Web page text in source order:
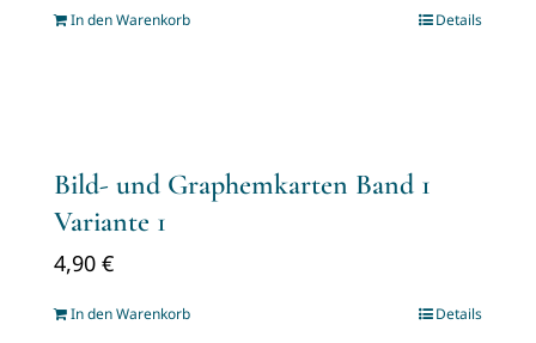
In den Warenkorb Details
Bild- und Graphemkarten Band 1
Variante 1
4,90 €
In den Warenkorb Details